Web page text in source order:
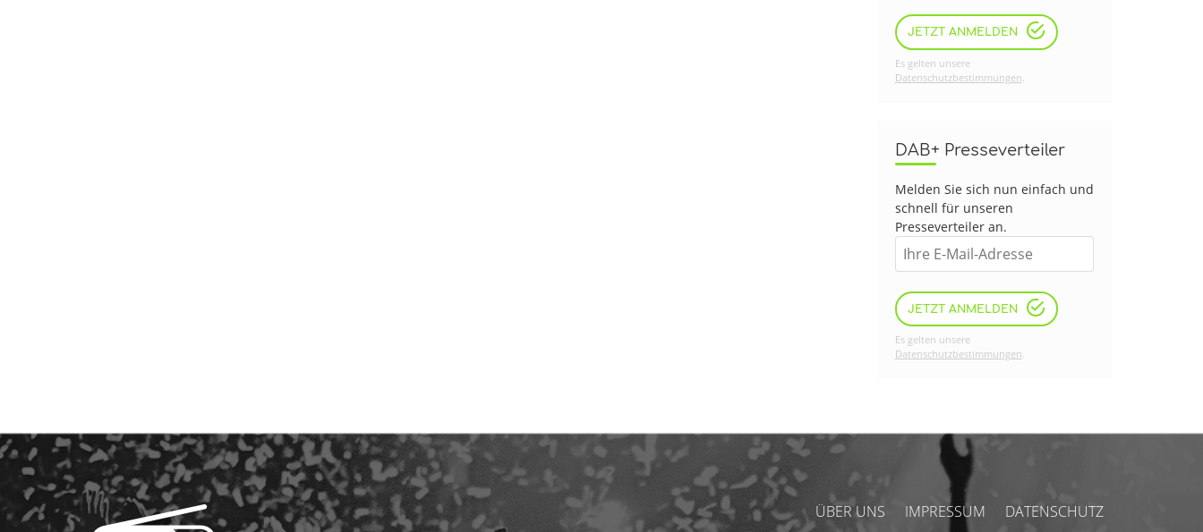
JETZT ANMELDEN
Es gelten unsere
Datenschutzbestimmungen
DAB+ Presseverteiler
Melden Sie sich nun einfach und
schnell für unseren
Presseverteiler an.
JETZT ANMELDEN
Es gelten unsere
Datenschutzbestimmungen.
ÜBER UNS IMPRESSUM DATENSCHUTZ